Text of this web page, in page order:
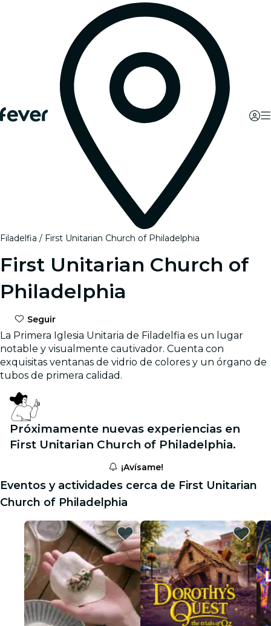
Filadelfia First Unitarian Church of Philadelphia
First Unitarian Church of
Philadelphia
Seguir
La Primera Iglesia Unitaria de Filadelfia es un lugar
notable y visualmente cautivador. Cuenta con
exquisitas ventanas de vidrio de colores y un órgano de
tubos de primera calidad.
Próximamente nuevas experiencias en
First Unitarian Church of Philadelphia.
¡Avísame!
Eventos y actividades cerca de First Unitarian
Church of Philadelphia